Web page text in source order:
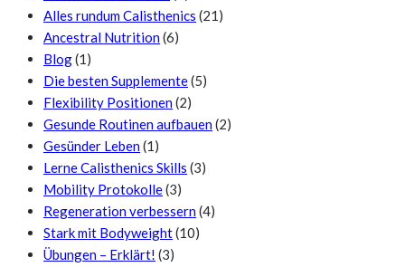
Alles rundum Calisthenics (21)
Ancestral Nutrition(6)
Blog(1)
Die besten Supplemente(5)
Flexibility Positionen(2)
Gesunde Routinen aufbauen(2)
Gesünder Leben(1)
Lerne Calisthenics Skills (3)
Mobility Protokolle(3)
Regeneration verbessern(4)
Stark mit Bodyweight(10)
Übungen – Erklärt! (3)